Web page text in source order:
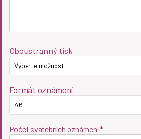
Oboustranný tisk
Vyberte možnost
Formát oznámení
A6
Počet svatebních oznámení *